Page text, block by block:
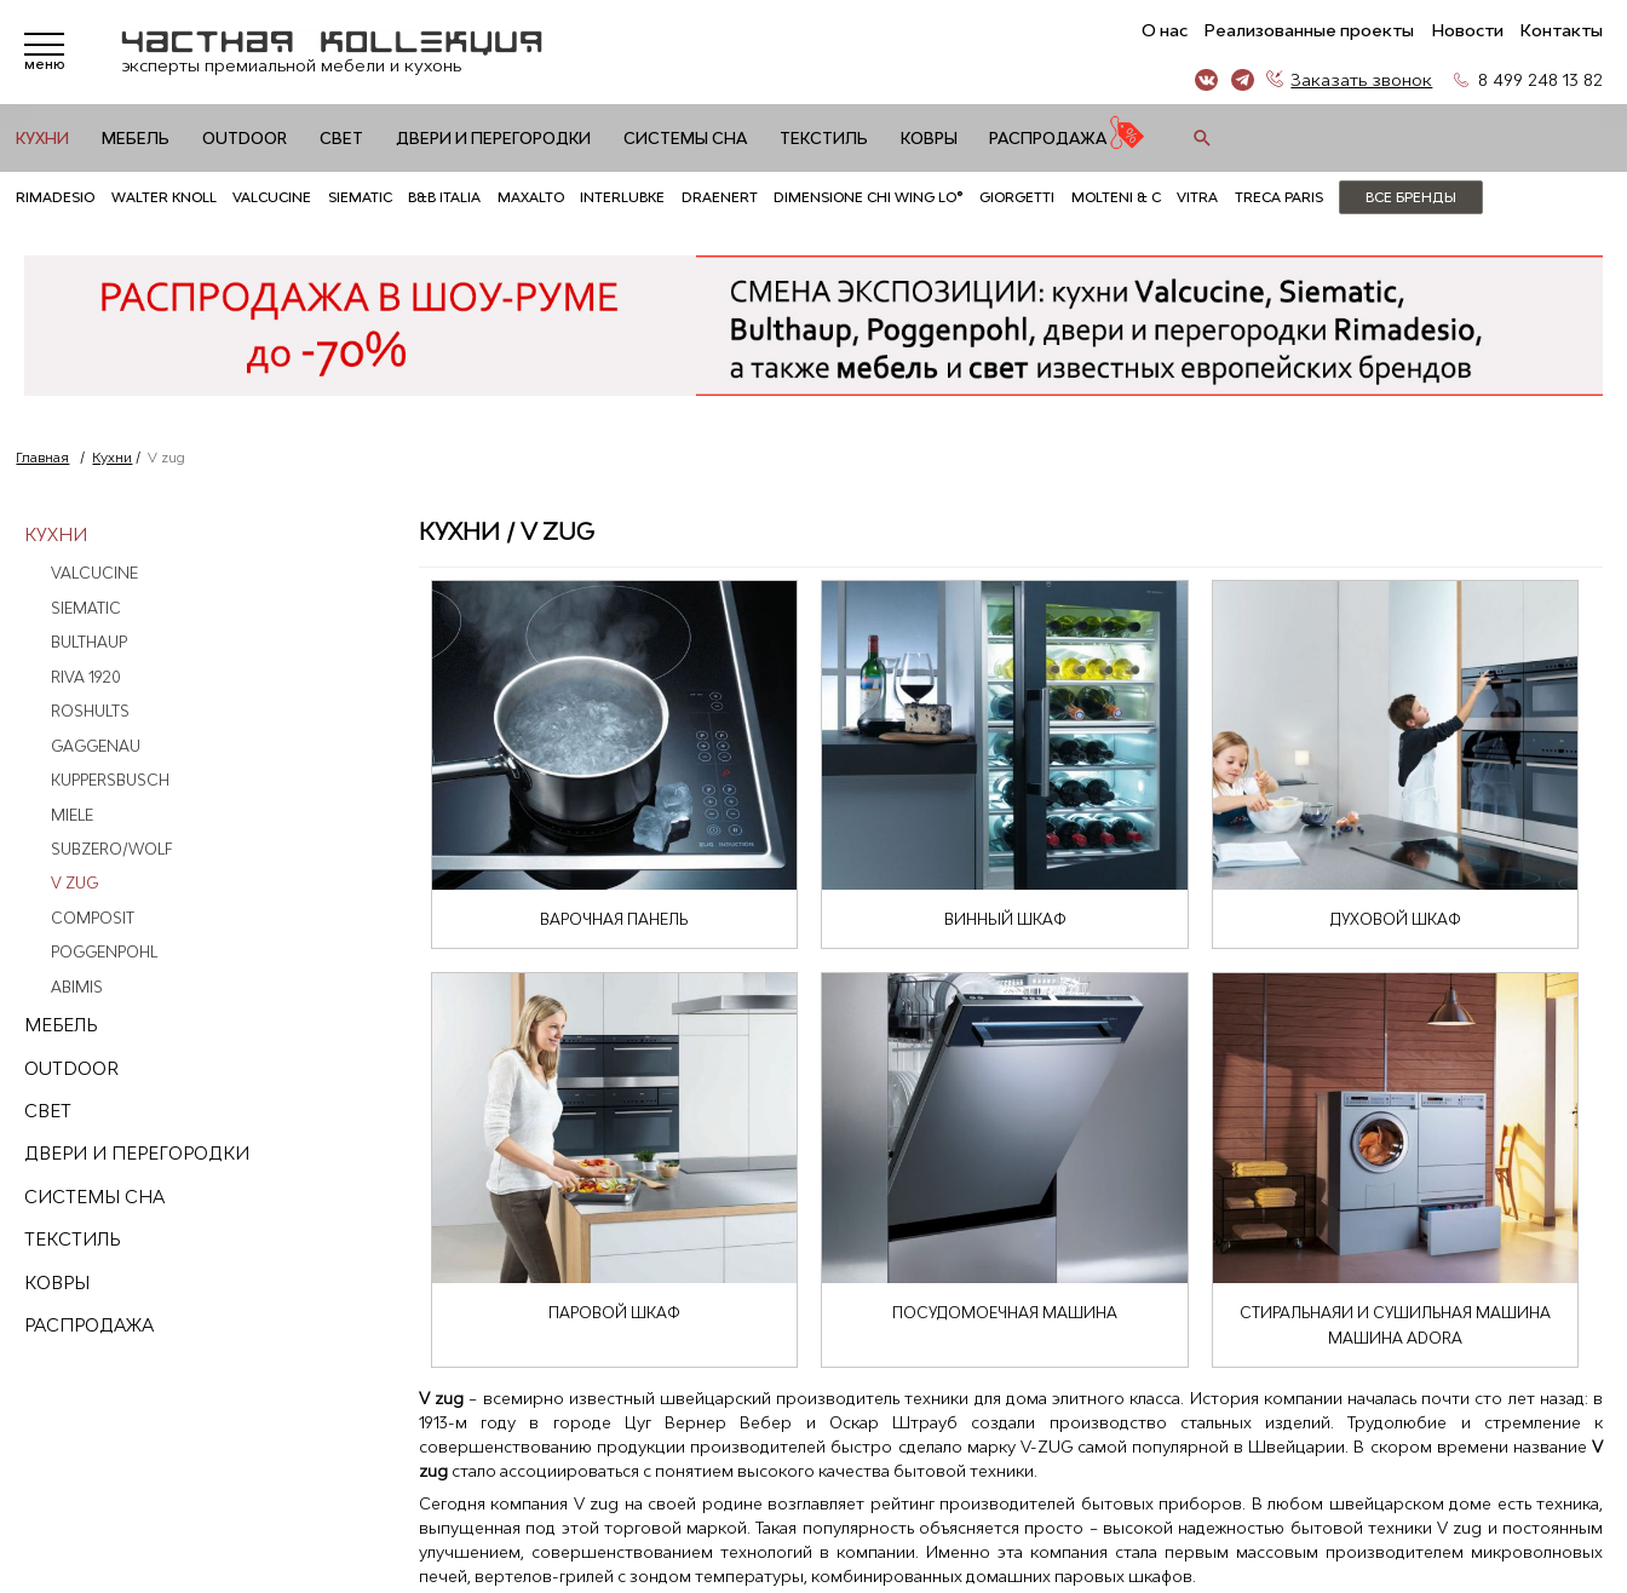
меню эксперты премиальной мебели и кухонь
О нас Реализованные проекты Новости Контакты
Заказать звонок 8 499 248 13 82
КУХНИ МЕБЕЛЬ OUTDOOR СВЕТ ДВЕРИ И ПЕРЕГОРОДКИ СИСТЕМЫ СНА ТЕКСТИЛЬ КОВРЫ РАСПРОДАЖА
RIMADESIO WALTER KNOLL VALCUCINE SIEMATIC B&B ITALIA MAXALTO INTERLUBKE DRAENERT DIMENSIONE CHI WING LO® GIORGETTI MOLTENI & C VITRA TRECA PARIS ВСЕ БРЕНДЫ
Главная / Кухни /V zug
КУХНИ
VALCUCINE
SIEMATIC
BULTHAUP
RIVA 1920
ROSHULTS
GAGGENAU
KUPPERSBUSCH
MIELE
SUBZERO/WOLF
V ZUG
COMPOSIT
POGGENPOHL
ABIMIS
МЕБЕЛЬ
OUTDOOR
СВЕТ
ДВЕРИ И ПЕРЕГОРОДКИ
СИСТЕМЫ СНА
ТЕКСТИЛЬ
КОВРЫ
РАСПРОДАЖА
КУХНИ / V ZUG
ВАРОЧНАЯ ПАНЕЛЬ ВИННЫЙ ШКАФ ДУХОВОЙ ШКАФ
ПАРОВОЙ ШКАФ ПОСУДОМОЕЧНАЯ МАШИНА
СТИРАЛЬНАЯИ И СУШИЛЬНАЯ МАШИНА
МАШИНА ADORA
V zug – всемирно известный швейцарский производитель техники для дома элитного класса. История компании началась почти сто лет назад: в
1913-м году в городе Цуг Вернер Вебер и Оскар Штрауб создали производство стальных изделий. Трудолюбие и стремление к
совершенствованию продукции производителей быстро сделало марку V-ZUG самой популярной в Швейцарии. В скором времени название V
zug стало ассоциироваться с понятием высокого качества бытовой техники.
Сегодня компания V zug на своей родине возглавляет рейтинг производителей бытовых приборов. В любом швейцарском доме есть техника,
выпущенная под этой торговой маркой. Такая популярность объясняется просто – высокой надежностью бытовой техники V zug и постоянным
улучшением, совершенствованием технологий в компании. Именно эта компания стала первым массовым производителем микроволновых
печей, вертелов-грилей с зондом температуры, комбинированных домашних паровых шкафов.